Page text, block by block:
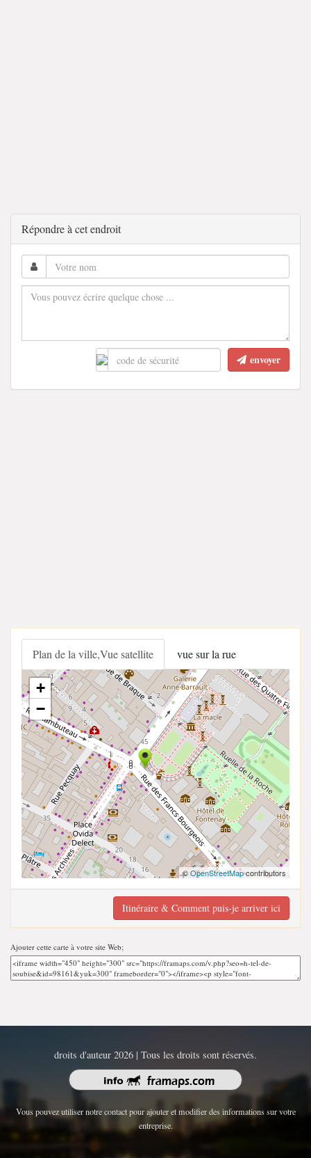
Répondre à cet endroit
envoyer
Plan de la ville,Vue satellite vue sur la rue
+
−
©OpenStreetMapcontributors
Itinéraire & Comment puis-je arriver ici
Ajouter cette carte à votre site Web;
droits d'auteur 2026 | Tous les droits sont réservés.
Vous pouvez utiliser notre contact pour ajouter et modifier des informations sur votre
entreprise.